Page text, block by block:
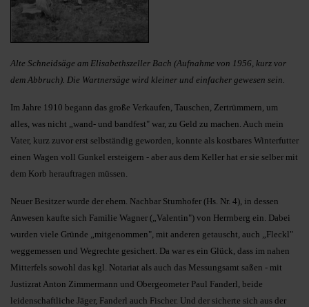
Alte Schneidsäge am Elisabethszeller Bach (Aufnahme von 1956, kurz vor
dem Abbruch). Die Wartnersäge wird kleiner und einfacher gewesen sein.
Im Jahre 1910 begann das große Verkaufen, Tauschen, Zertrümmern, um
alles, was nicht „wand- und bandfest" war, zu Geld zu machen. Auch mein
Vater, kurz zuvor erst selbständig geworden, konnte als kostbares Winterfutter
einen Wagen voll Gunkel ersteigern - aber aus dem Keller hat er sie selber mit
dem Korb herauftragen müssen.
Neuer Besitzer wurde der ehem. Nachbar Stumhofer (Hs. Nr. 4), in dessen
Anwesen kaufte sich Familie Wagner („Valentin") von Herrnberg ein. Dabei
wurden viele Gründe „mitgenommen", mit anderen getauscht, auch „Fleckl"
weggemessen und Wegrechte gesichert. Da war es ein Glück, dass im nahen
Mitterfels sowohl das kgl. Notariat als auch das Messungsamt saßen - mit
Justizrat Anton Zimmermann und Obergeometer Paul Fanderl, beide
leidenschaftliche Jäger, Fanderl auch Fischer. Und der sicherte sich aus der